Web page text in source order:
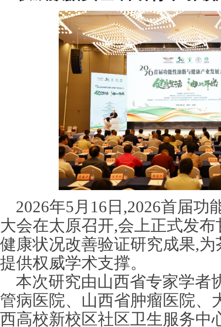
2026年5月16日,2026首届
大会在太原召开,会上正式发
健康状况改善验证研究成果,
提供权威学术支撑。
本次研究由山西省专家学者
管病医院、山西省肿瘤医院、
西高校新校区社区卫生服务中